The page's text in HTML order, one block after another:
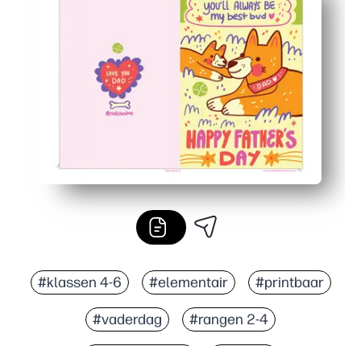
#klassen 4-6 #elementair #printbaar
#vaderdag #rangen 2-4